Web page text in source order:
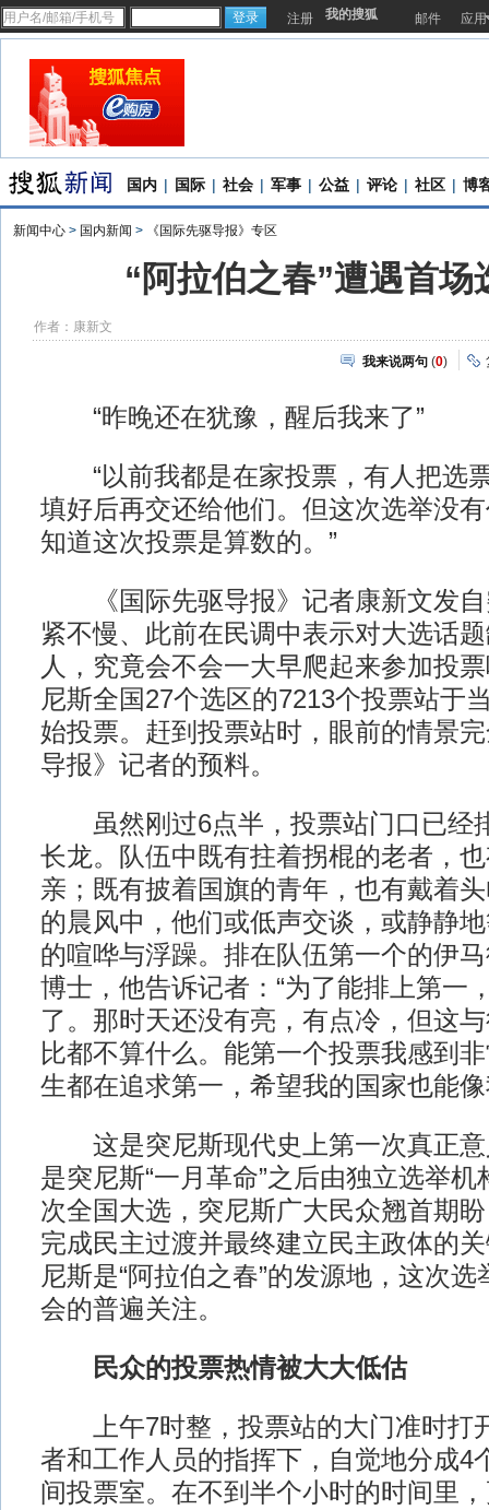
注册 我的搜狐 邮件 应用
国内 | 国际 | 社会 | 军事 | 公益 | 评论 | 社区 | 博
新闻中心 > 国内新闻 > 《国际先驱导报》专区
“阿拉伯之春”遭遇首场
作者：康新文
我来说两句 (0)
“昨晚还在犹豫，醒后我来了”
“以前我都是在家投票，有人把选
填好后再交还给他们。但这次选举没
知道这次投票是算数的。”
《国际先驱导报》记者康新文发自
紧不慢、此前在民调中表示对大选话
人，究竟会不会一大早爬起来参加投
尼斯全国27个选区的7213个投票站于
始投票。赶到投票站时，眼前的情景
导报》记者的预料。
虽然刚过6点半，投票站门口已经
长龙。队伍中既有拄着拐棍的老者，
亲；既有披着国旗的青年，也有戴着
的晨风中，他们或低声交谈，或静静
的喧哗与浮躁。排在队伍第一个的伊
博士，他告诉记者：“为了能排上第一
了。那时天还没有亮，有点冷，但这
比都不算什么。能第一个投票我感到
生都在追求第一，希望我的国家也能像
这是突尼斯现代史上第一次真正意
是突尼斯“一月革命”之后由独立选举
次全国大选，突尼斯广大民众翘首期
完成民主过渡并最终建立民主政体的
尼斯是“阿拉伯之春”的发源地，这次
会的普遍关注。
民众的投票热情被大大低估
上午7时整，投票站的大门准时打
者和工作人员的指挥下，自觉地分成4
间投票室。在不到半个小时的时间里